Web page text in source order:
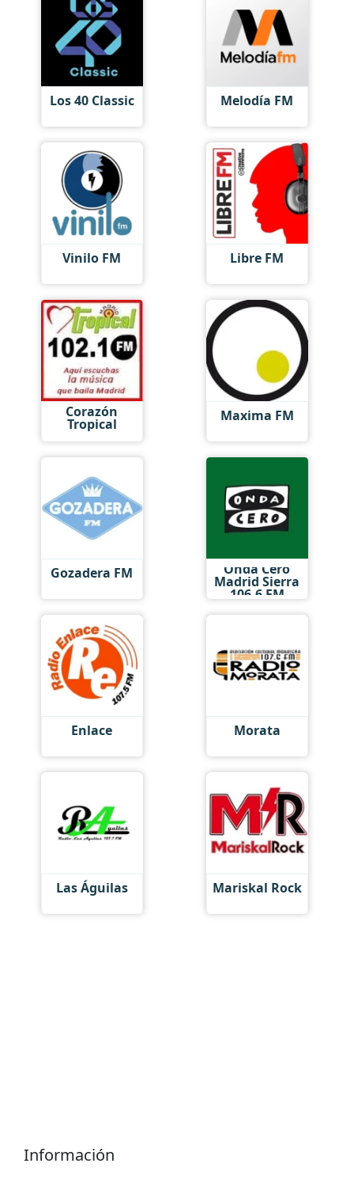
Los 40 Classic Melodía FM
Vinilo FM Libre FM
Corazón
Tropical Maxima FM
Gozadera FM Onda Cero
Madrid Sierra
106.6 FM
Enlace Morata
Las Águilas Mariskal Rock
Información